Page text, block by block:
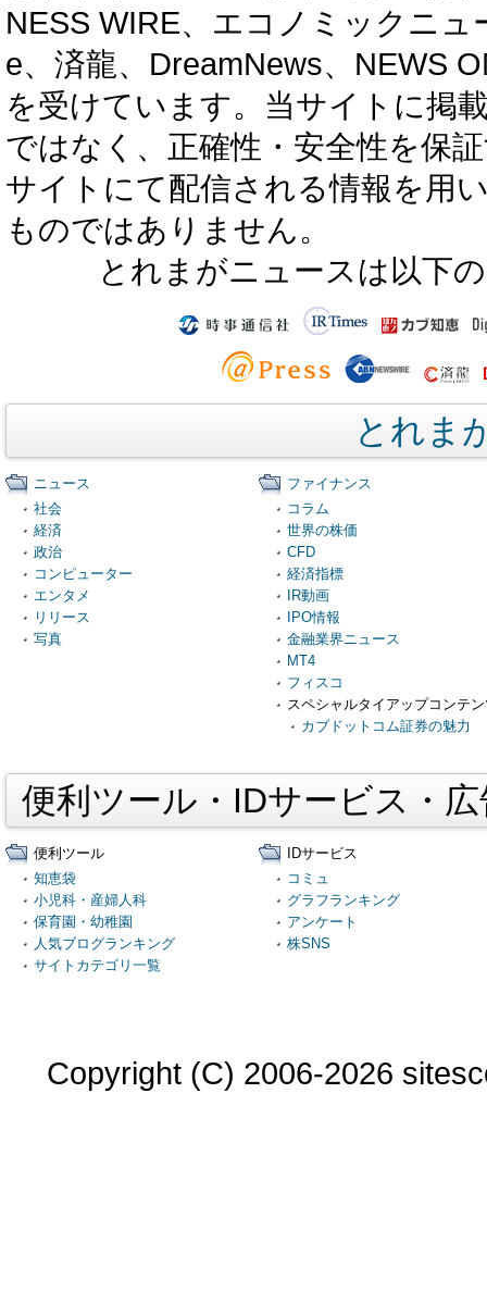
NESS WIRE、エコノミックニ
e、済龍、DreamNews、NEWS
を受けています。当サイトに掲
ではなく、正確性・安全性を保
サイトにて配信される情報を用
ものではありません。
とれまがニュースは以下
とれま
ニュース
社会
経済
政治
コンピューター
エンタメ
リリース
写真
ファイナンス
コラム
世界の株価
CFD
経済指標
IR動画
IPO情報
金融業界ニュース
MT4
フィスコ
スペシャルタイアップコンテ
カブドットコム証券の魅力
便利ツール・IDサービス・
便利ツール
知恵袋
小児科・産婦人科
保育園・幼稚園
人気ブログランキング
サイトカテゴリ一覧
IDサービス
コミュ
グラフランキング
アンケート
株SNS
Copyright (C) 2006-2026